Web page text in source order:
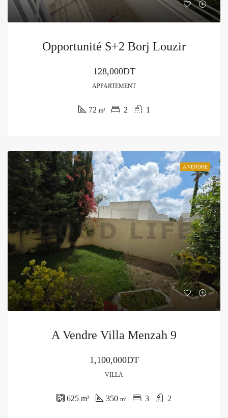
Opportunité S+2 Borj Louzir
128,000DT
APPARTEMENT
72 m² 2 1
A VENDRE
A Vendre Villa Menzah 9
1,100,000DT
VILLA
625 m² 350 m² 3 2